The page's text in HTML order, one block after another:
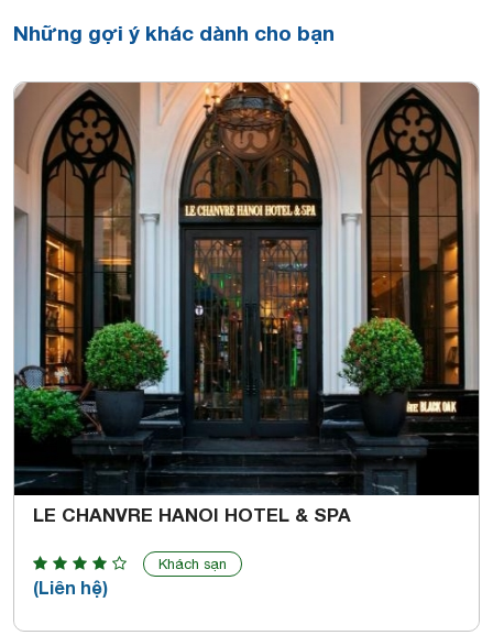
Những gợi ý khác dành cho bạn
LE CHANVRE HANOI HOTEL & SPA
Khách sạn
(Liên hệ)